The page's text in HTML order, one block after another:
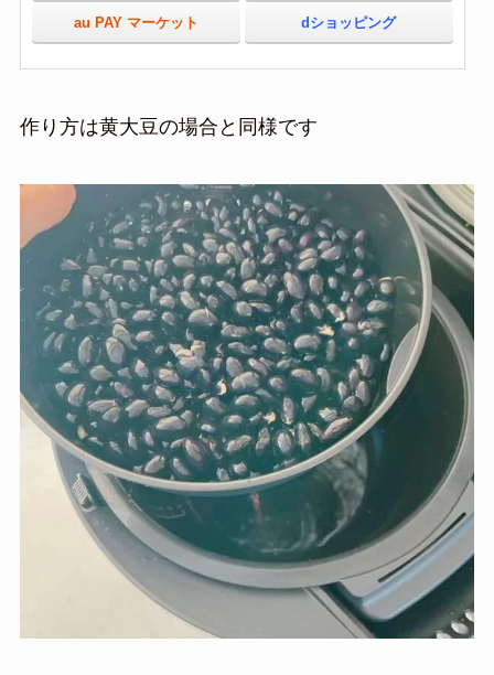
au PAY マーケット dショッピング
作り方は黄大豆の場合と同様です